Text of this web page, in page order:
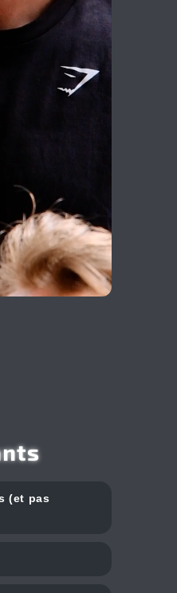
(et pas